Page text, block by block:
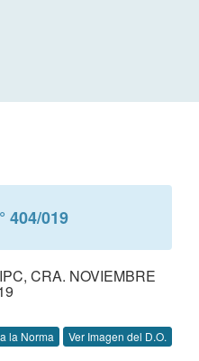
404/019
CRA. NOVIEMBRE
la Norma Ver Imagen del D.O.